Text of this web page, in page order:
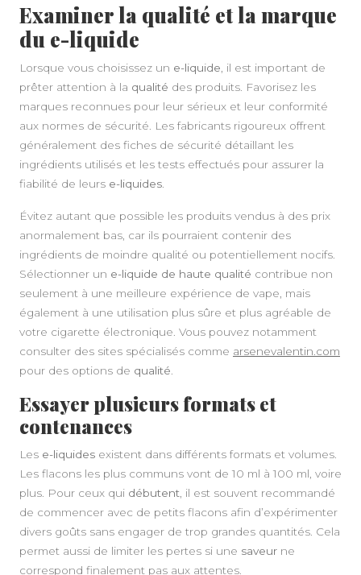
Examiner la qualité et la marque
du e-liquide
Lorsque vous choisissez un e-liquide , il est important de
prêter attention à la qualité des produits. Favorisez les
marques reconnues pour leur sérieux et leur conformité
aux normes de sécurité. Les fabricants rigoureux offrent
généralement des fiches de sécurité détaillant les
ingrédients utilisés et les tests effectués pour assurer la
fiabilité de leurs e-liquides
Évitez autant que possible les produits vendus à des prix
anormalement bas, car ils pourraient contenir des
ingrédients de moindre qualité ou potentiellement nocifs.
Sélectionner un e-liquide de haute qualité contribue non
seulement à une meilleure expérience de vape, mais
également à une utilisation plus sûre et plus agréable de
votre cigarette électronique. Vous pouvez notamment
consulter des sites spécialisés comme arsenevalentin.com
pour des options de qualité
Essayer plusieurs formats et
contenances
Les e-liquides existent dans différents formats et volumes.
Les flacons les plus communs vont de 10 ml à 100 ml, voire
plus. Pour ceux qui débutent , il est souvent recommandé
de commencer avec de petits flacons afin d’expérimenter
divers goûts sans engager de trop grandes quantités. Cela
permet aussi de limiter les pertes si une saveur ne
correspond finalement pas aux attentes.